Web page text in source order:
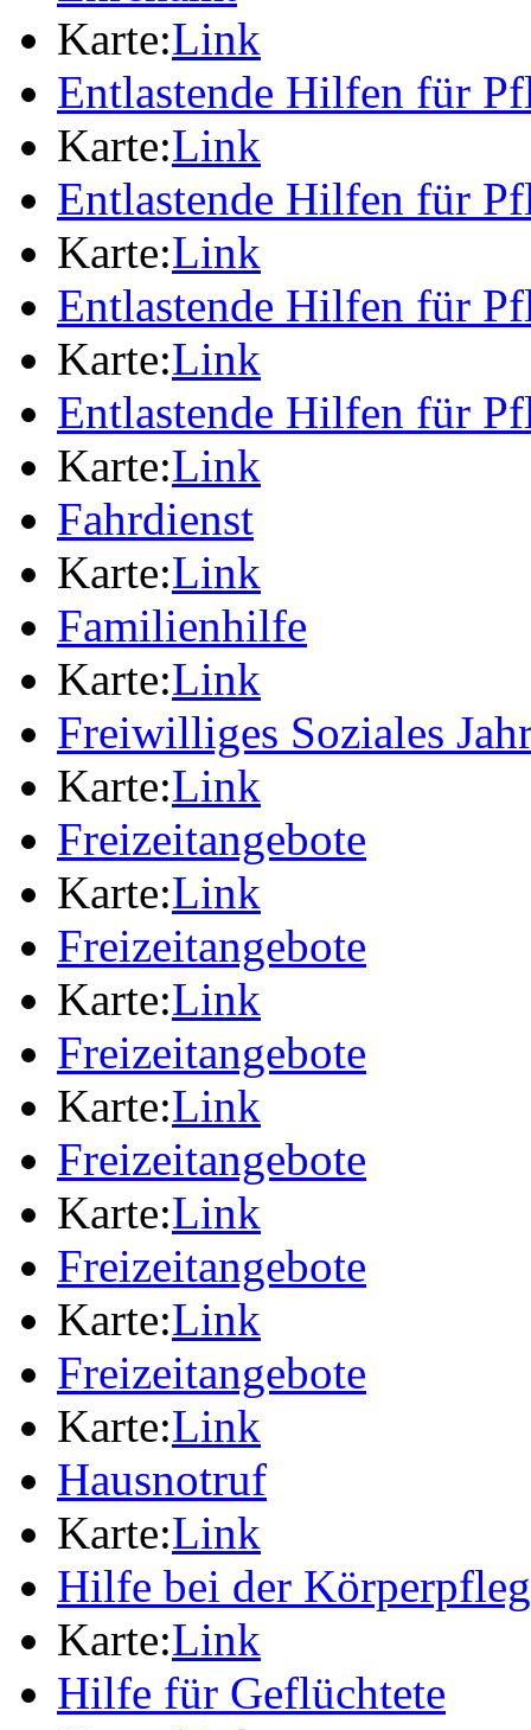
Karte:Link
Entlastende Hilfen für
Karte:Link
Entlastende Hilfen für
Karte:Link
Entlastende Hilfen für
Karte:Link
Entlastende Hilfen für
Karte:Link
Fahrdienst
Karte:Link
Familienhilfe
Karte:Link
Freiwilliges Soziales
Karte:Link
Freizeitangebote
Karte:Link
Freizeitangebote
Karte:Link
Freizeitangebote
Karte:Link
Freizeitangebote
Karte:Link
Freizeitangebote
Karte:Link
Freizeitangebote
Karte:Link
Hausnotruf
Karte:Link
Hilfe bei der
Karte:Link
Hilfe für Geflüchtete